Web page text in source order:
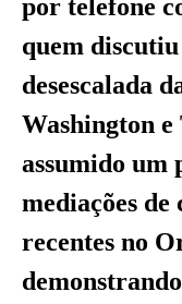
por telefone
quem discutiu
desescalada
Washington
assumido um
mediações de
recentes no